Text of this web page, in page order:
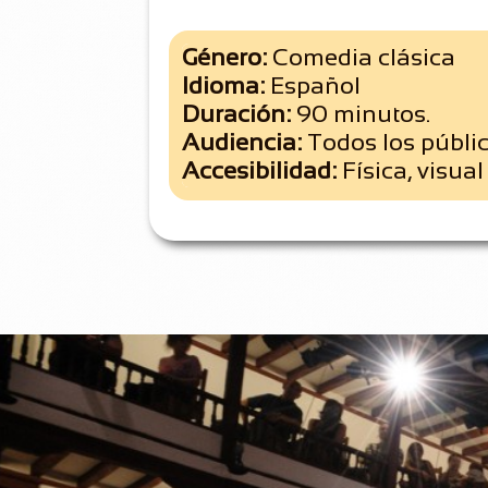
Género: Comedia clásica
Idioma: Español
Duración: 90 minutos.
Audiencia: Todos los
Accesibilidad: Física, visual